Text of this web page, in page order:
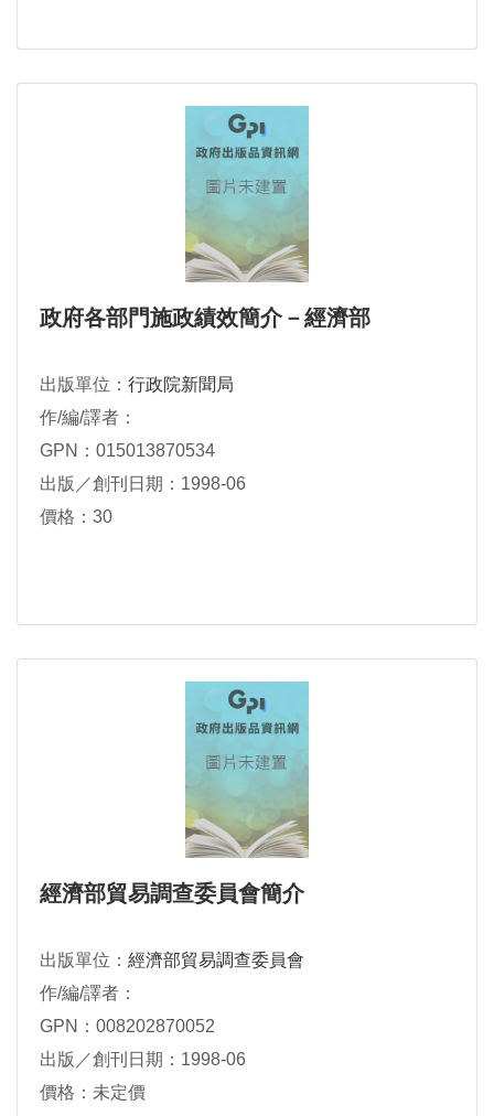
政府各部門施政績效簡介－經濟部
出版單位： 行政院新聞局
作/編/譯者：
GPN：015013870534
出版／創刊日期：1998-06
價格：30
經濟部貿易調查委員會簡介
出版單位： 經濟部貿易調查委員會
作/編/譯者：
GPN：008202870052
出版／創刊日期：1998-06
價格：未定價